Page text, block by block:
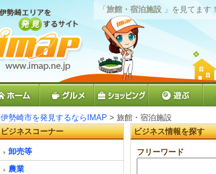
「旅館・宿泊施設 」を見てます！
伊勢崎市を発見するならIMAP > 旅館・宿泊施設
ビジネス情報を探す
フリーワード
ビジネスコーナー
卸売等
農業